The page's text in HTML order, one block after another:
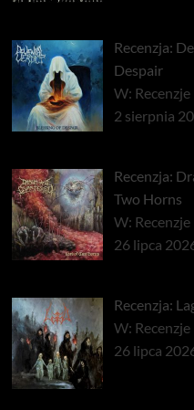
Recenzja:
Despair
W: Recenzje
2 sierpnia
Recenzja:
Two Horns
W: Recenzje
26 lipca
Recenzja:
W: Recenzje
26 lipca